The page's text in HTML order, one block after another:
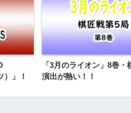
」！
「3月のライオン」8巻・
演出が熱い！！